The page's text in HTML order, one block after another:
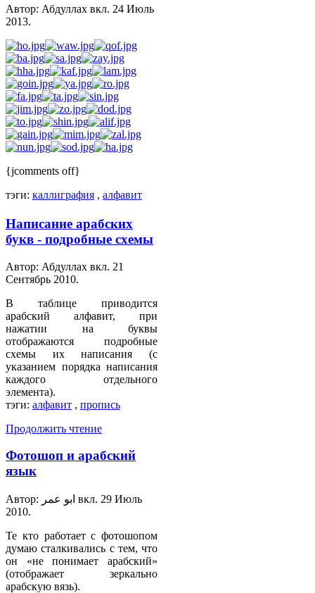
Автор: Абдуллах вкл. 24 Июль
2013.
{jcomments off}
тэги: каллиграфия , алфавит
Kekeljevic.
Написание арабских
букв - подробные схемы
Автор: Абдуллах вкл. 21
Сентябрь 2010.
В таблице приводится
арабский алфавит, при
нажатии на буквы
отображаются подробные
схемы их написания (с
указанием порядка написания
каждого отдельного
элемента).
тэги: алфавит , пропись
Продолжить чтение
Фотошоп и арабский
язык
Автор: ابو عمر вкл. 29 Июль
2010.
Те кто работает с фотошопом
думаю сталкивались с тем, что
он «не понимает арабский»
(отображает зеркально
арабскую вязь).